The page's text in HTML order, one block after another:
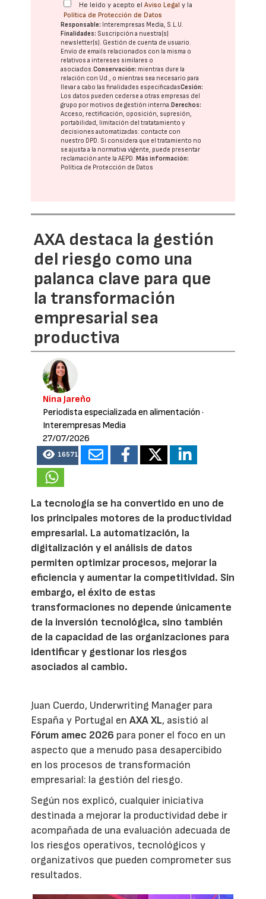
He leído y acepto elAviso Legal y la
Política de Protección de Datos
Responsable: Interempresas Media, S.L.U.
Finalidades: Suscripción a nuestra(s)
newsletter(s). Gestión de cuenta de usuario.
Envío de emails relacionados con la misma o
relativos a intereses similares o
asociados.Conservación: mientras dure la
relación con Ud., o mientras sea necesario para
llevar a cabo las finalidades especificadasCesión:
Los datos pueden cederse a otras empresas del
grupo por motivos de gestión interna. Derechos:
Acceso, rectificación, oposición, supresión,
portabilidad, limitación del tratatamiento y
decisiones automatizadas: contacte con
nuestro DPD. Si considera que el tratamiento no
se ajusta a la normativa vigente, puede presentar
reclamación ante laAEPD. Más información:
Política de Protección de Datos
AXA destaca la gestión
del riesgo como una
palanca clave para que
la transformación
empresarial sea
productiva
Nina Jareño
Periodista especializada en alimentación ·
Interempresas Media
27/07/2026
16571
La tecnología se ha convertido en uno de
los principales motores de la productividad
empresarial. La automatización, la
digitalización y el análisis de datos
permiten optimizar procesos, mejorar la
eficiencia y aumentar la competitividad. Sin
embargo, el éxito de estas
transformaciones no depende únicamente
de la inversión tecnológica, sino también
de la capacidad de las organizaciones para
identificar y gestionar los riesgos
asociados al cambio.
Juan Cuerdo, Underwriting Manager para
España y Portugal enAXA XL, asistió al
Fórum amec 2026 para poner el foco en un
aspecto que a menudo pasa desapercibido
en los procesos de transformación
empresarial: la gestión del riesgo.
Según nos explicó, cualquier iniciativa
destinada a mejorar la productividad debe ir
acompañada de una evaluación adecuada de
los riesgos operativos, tecnológicos y
organizativos que pueden comprometer sus
resultados.